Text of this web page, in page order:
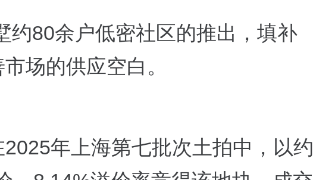
约80余户低密社区的推出，填补
场的供应空白。
年上海第七批次土拍中，以约